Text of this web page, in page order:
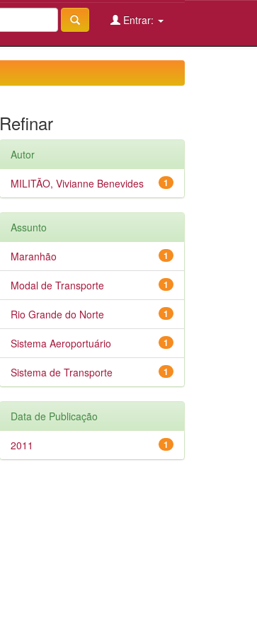
Entrar:
Refinar
Autor
1
MILITÃO, Vivianne Benevides
Assunto
1
Maranhão
1
Modal de Transporte
1
Rio Grande do Norte
1
Sistema Aeroportuário
1
Sistema de Transporte
Data de Publicação
1
2011